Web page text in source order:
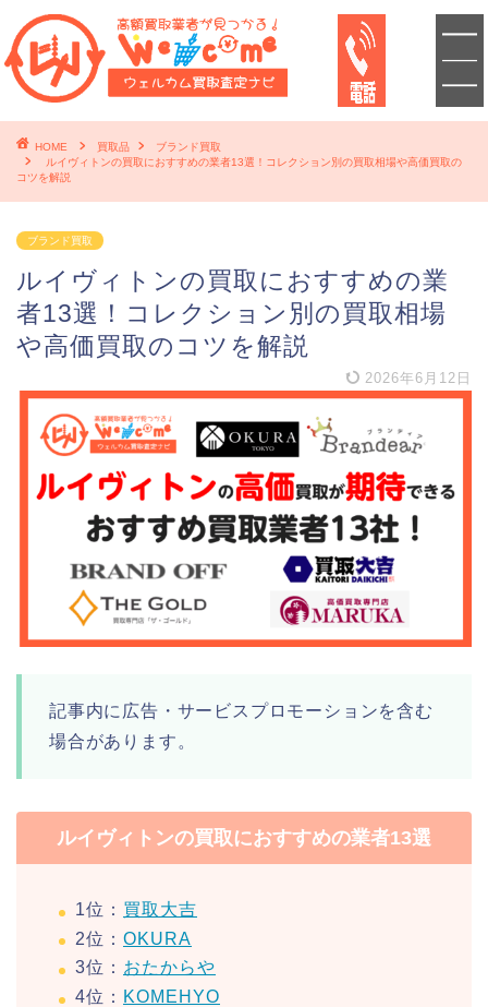
HOME 買取品
ブランド買取
ルイヴィトンの買取におすすめの業者13選！コレクション別の買取相場や高価買取の
コツを解説
ブランド買取
ルイヴィトンの買取におすすめの業
者13選！コレクション別の買取相場
や高価買取のコツを解説
2026年6月12日
記事内に広告・サービスプロモーションを含む
場合があります。
ルイヴィトンの買取におすすめの業者13選
1位： 買取大吉
2位： OKURA
3位： おたからや
4位： KOMEHYO